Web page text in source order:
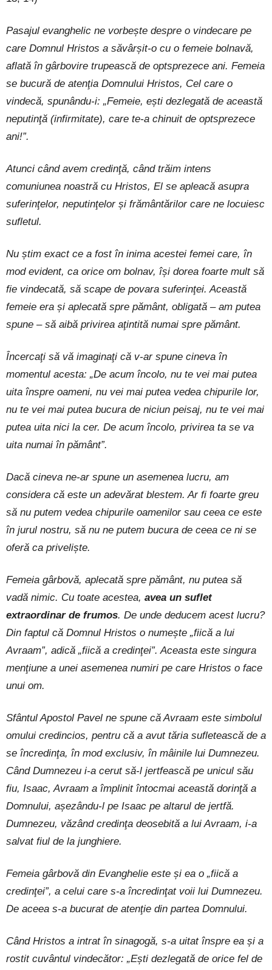
Pasajul evanghelic ne vorbește despre o vindecare pe
care Domnul Hristos a săvârșit-o cu o femeie bolnavă,
aflată în gârbovire trupească de optsprezece ani. Femeia
se bucură de atenţia Domnului Hristos, Cel care o
vindecă, spunându-i: „Femeie, ești dezlegată de această
neputinţă (infirmitate), care te-a chinuit de optsprezece
ani!”.
Atunci când avem credinţă, când trăim intens
comuniunea noastră cu Hristos, El se apleacă asupra
suferinţelor, neputinţelor și frământărilor care ne locuiesc
sufletul.
Nu știm exact ce a fost în inima acestei femei care, în
mod evident, ca orice om bolnav, își dorea foarte mult să
fie vindecată, să scape de povara suferinţei. Această
femeie era și aplecată spre pământ, obligată – am putea
spune – să aibă privirea aţintită numai spre pământ.
Încercaţi să vă imaginaţi că v-ar spune cineva în
momentul acesta: „De acum încolo, nu te vei mai putea
uita înspre oameni, nu vei mai putea vedea chipurile lor,
nu te vei mai putea bucura de niciun peisaj, nu te vei mai
putea uita nici la cer. De acum încolo, privirea ta se va
uita numai în pământ”.
Dacă cineva ne-ar spune un asemenea lucru, am
considera că este un adevărat blestem. Ar fi foarte greu
să nu putem vedea chipurile oamenilor sau ceea ce este
în jurul nostru, să nu ne putem bucura de ceea ce ni se
oferă ca priveliște.
Femeia gârbovă, aplecată spre pământ, nu putea să
vadă nimic. Cu toate acestea, avea un suflet
extraordinar de frumos. De unde deducem acest lucru?
Din faptul că Domnul Hristos o numește „fiică a lui
Avraam”, adică „fiică a credinţei”. Aceasta este singura
menţiune a unei asemenea numiri pe care Hristos o face
unui om.
Sfântul Apostol Pavel ne spune că Avraam este simbolul
omului credincios, pentru că a avut tăria sufletească de a
se încredinţa, în mod exclusiv, în mâinile lui Dumnezeu.
Când Dumnezeu i-a cerut să-l jertfească pe unicul său
fiu, Isaac, Avraam a împlinit întocmai această dorinţă a
Domnului, așezându-l pe Isaac pe altarul de jertfă.
Dumnezeu, văzând credinţa deosebită a lui Avraam, i-a
salvat fiul de la junghiere.
Femeia gârbovă din Evanghelie este și ea o „fiică a
credinţei”, a celui care s-a încredinţat voii lui Dumnezeu.
De aceea s-a bucurat de atenţie din partea Domnului.
Când Hristos a intrat în sinagogă, s-a uitat înspre ea și a
rostit cuvântul vindecător: „Ești dezlegată de orice fel de